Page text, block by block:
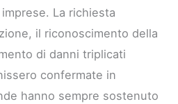
La richiesta
il riconoscimento della
di danni triplicati
confermate in
hanno sempre sostenuto